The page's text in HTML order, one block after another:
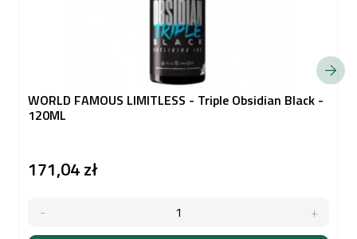
WORLD FAMOUS LIMITLESS - Triple Obsidian Black -
120ML
171,04 zł